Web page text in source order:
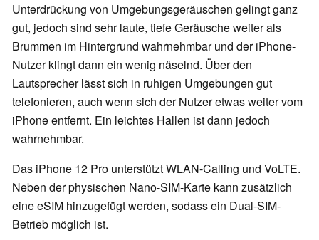
Unterdrückung von Umgebungsgeräuschen gelingt ganz
gut, jedoch sind sehr laute, tiefe Geräusche weiter als
Brummen im Hintergrund wahrnehmbar und der iPhone-
Nutzer klingt dann ein wenig näselnd. Über den
Lautsprecher lässt sich in ruhigen Umgebungen gut
telefonieren, auch wenn sich der Nutzer etwas weiter vom
iPhone entfernt. Ein leichtes Hallen ist dann jedoch
wahrnehmbar.
Das iPhone 12 Pro unterstützt WLAN-Calling und VoLTE.
Neben der physischen Nano-SIM-Karte kann zusätzlich
eine eSIM hinzugefügt werden, sodass ein Dual-SIM-
Betrieb möglich ist.